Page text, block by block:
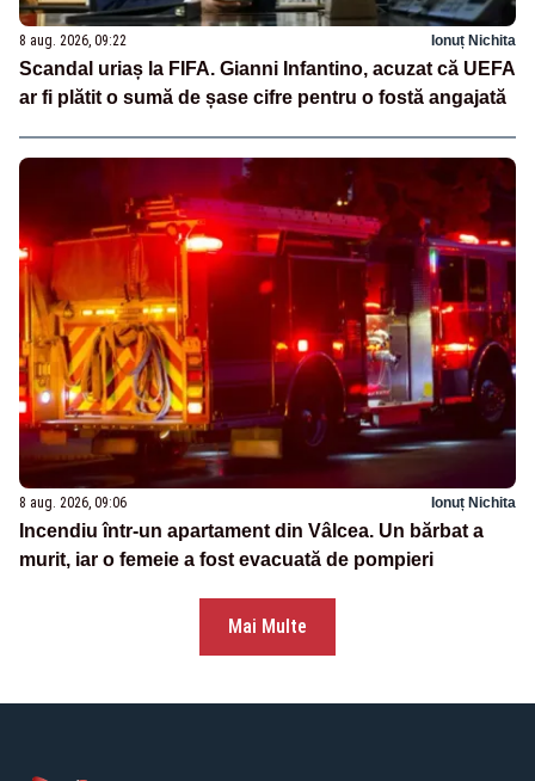
8 aug. 2026, 09:22 Ionuț Nichita
Scandal uriaș la FIFA. Gianni Infantino, acuzat că UEFA
ar fi plătit o sumă de șase cifre pentru o fostă angajată
8 aug. 2026, 09:06 Ionuț Nichita
Incendiu într-un apartament din Vâlcea. Un bărbat a
murit, iar o femeie a fost evacuată de pompieri
Mai Multe